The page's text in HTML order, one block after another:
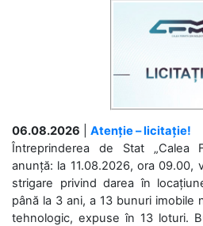
06.08.2026
Atenție – licitație!
Întreprinderea de Stat „Calea
anunță: la 11.08.2026, ora 09.00,
strigare privind darea în
până la 3 ani, a 13 bunuri imobile
tehnologic, expuse în 13 loturi.